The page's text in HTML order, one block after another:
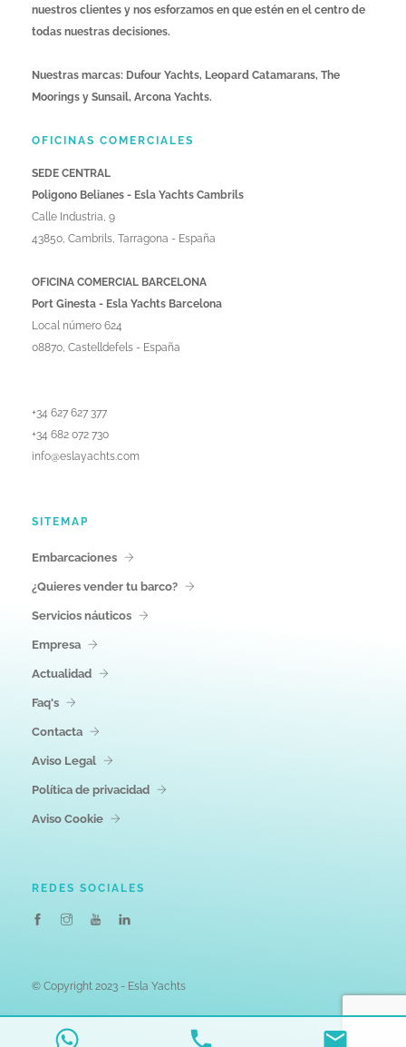
nuestros clientes y nos esforzamos en que estén en el centro de
todas nuestras decisiones.
Nuestras marcas: Dufour Yachts, Leopard Catamarans, The
Moorings y Sunsail, Arcona Yachts.
OFICINAS COMERCIALES
SEDE CENTRAL
Poligono Belianes - Esla Yachts Cambrils
Calle Industria, 9
43850, Cambrils, Tarragona - España
OFICINA COMERCIAL BARCELONA
Port Ginesta - Esla Yachts Barcelona
Local número 624
08870, Castelldefels - España
+34 627 627 377
+34 682 072 730
info@eslayachts.com
SITEMAP
Embarcaciones
¿Quieres vender tu barco?
Servicios náuticos
Empresa
Actualidad
Faq's
Contacta
Aviso Legal
Política de privacidad
Aviso Cookie
REDES SOCIALES
© Copyright 2023 - Esla Yachts